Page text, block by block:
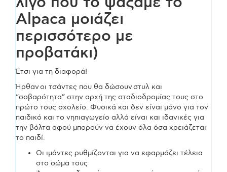
Alpaca μοιάζει
περισσότερο με
προβατάκι)
Έτσι για τη διαφορά!
Ήρθαν οι τσάντες που θα δώσουν στυλ και
“σοβαρότητα” στην αρχή της σταδιοδρομίας τους στο
πρώτο τους σχολείο. Φυσικά και δεν είναι μόνο για τον
παιδικό και το νηπιαγωγείο αλλά είναι και ιδανικές για
την βόλτα αφού μπορούν να έχουν όλα όσα χρειάζεται
το παιδί.
Οι ιμάντες ρυθμίζονται για να εφαρμόζει τέλεια
στο σώμα τους